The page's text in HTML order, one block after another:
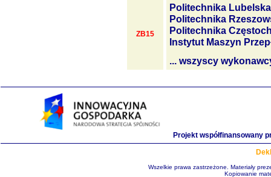
ZB15
Politechnika Lubelska
Politechnika
Politechnika
Instytut Maszyn
... wszyscy
Projekt współfinansowany
Wszelkie prawa zastrzeżone. Materiały
Kopiowanie